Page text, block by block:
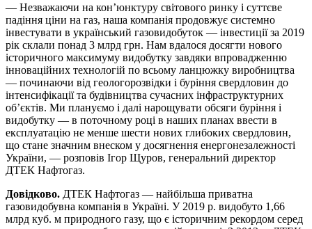
— Незважаючи на кон’юнктуру світового ринку і суттєве
падіння ціни на газ, наша компанія продовжує системно
інвестувати в український газовидобуток — інвестиції за 2019
рік склали понад 3 млрд грн. Нам вдалося досягти нового
історичного максимуму видобутку завдяки впровадженню
інноваційних технологій по всьому ланцюжку виробництва
— починаючи від геологорозвідки і буріння свердловин до
інтенсифікації та будівництва сучасних інфраструктурних
об’єктів. Ми плануємо і далі нарощувати обсяги буріння і
видобутку — в поточному році в наших планах ввести в
експлуатацію не менше шести нових глибоких свердловин,
що стане значним внеском у досягнення енергонезалежності
України, — розповів Ігор Щуров, генеральний директор
ДТЕК Нафтогаз.
Довідково. ДТЕК Нафтогаз — найбільша приватна
газовидобувна компанія в Україні. У 2019 р. видобуто 1,66
млрд куб. м природного газу, що є історичним рекордом серед